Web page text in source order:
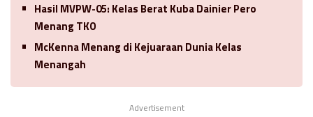
Hasil MVPW-05: Kelas Berat Kuba Dainier Pero
Menang TKO
McKenna Menang di Kejuaraan Dunia Kelas
Menangah
Advertisement